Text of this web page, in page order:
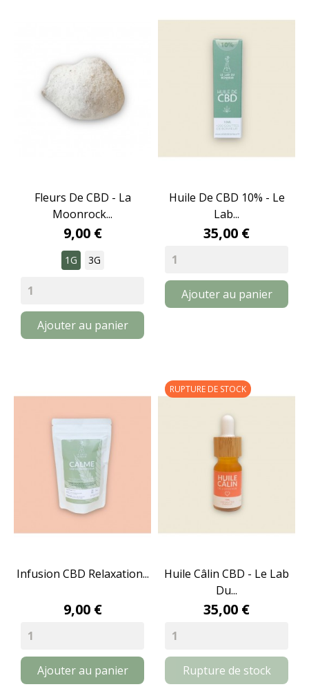
Fleurs De CBD - La
Moonrock...
9,00 €
1G 3G
Ajouter au panier
Huile De CBD 10% - Le
Lab...
35,00 €
Ajouter au panier
Infusion CBD Relaxation...
9,00 €
Ajouter au panier
Huile Câlin CBD - Le Lab
Du...
35,00 €
Rupture de stock
RUPTURE DE STOCK